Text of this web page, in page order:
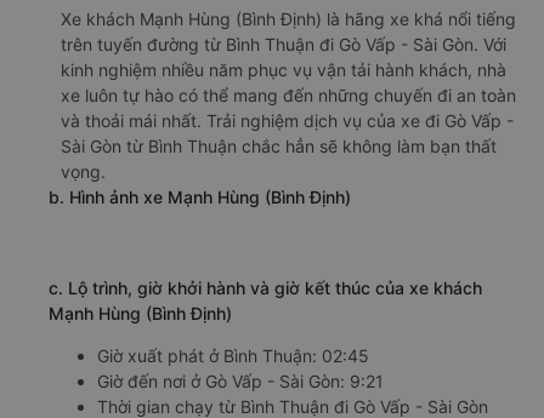
Xe khách Mạnh Hùng (Bình Định) là hãng xe khá nổi tiếng
trên tuyến đường từ Bình Thuận đi Gò Vấp - Sài Gòn. Với
kinh nghiệm nhiều năm phục vụ vận tải hành khách, nhà
xe luôn tự hào có thể mang đến những chuyến đi an toàn
và thoải mái nhất. Trải nghiệm dịch vụ của xe đi Gò Vấp -
Sài Gòn từ Bình Thuận chắc hẳn sẽ không làm bạn thất
vọng.
b. Hình ảnh xe Mạnh Hùng (Bình Định)
c. Lộ trình, giờ khởi hành và giờ kết thúc của xe khách
Mạnh Hùng (Bình Định)
Giờ xuất phát ở Bình Thuận: 02:45
Giờ đến nơi ở Gò Vấp - Sài Gòn: 9:21
Thời gian chạy từ Bình Thuận đi Gò Vấp - Sài Gòn